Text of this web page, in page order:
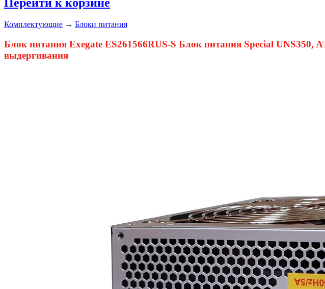
Комплектующие → Блоки питания
Блок питания Exegate ES261566RUS-S Блок питания Special
выдергивания